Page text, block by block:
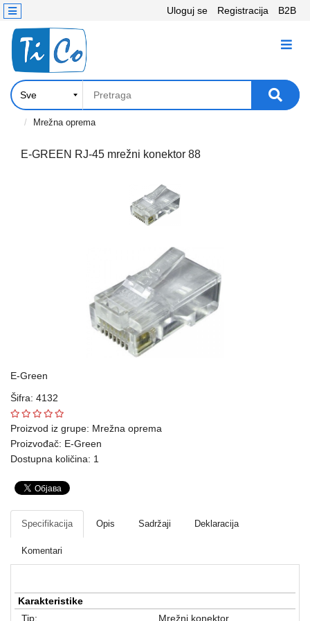
Uloguj se Registracija B2B
KATEGORIJE
Računari,
Komponente
Laptop
tablet
tehnika
Telefoni
Mrežna
oprema
Gaming
Kućni
Kontakt
Mrežna oprema
E-GREEN RJ-45 mrežni konektor 88
E-Green
Šifra: 4132
Proizvod iz grupe: Mrežna oprema
Proizvođač: E-Green
Dostupna količina: 1
Specifikacija Opis Sadržaji Deklaracija
Komentari
Karakteristike
Tip:
Mrežni konektor